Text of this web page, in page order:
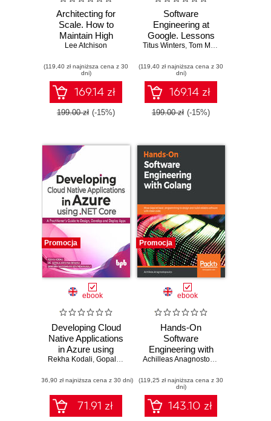
Architecting for
Scale. How to
Maintain High
Availability and
Cloud. 2nd Edition
Lee Atchison
(119,40 zł najniższa cena z 30
dni)
169.14 zł
199.00 zł (-15%)
Software
Engineering at
Google. Lessons
Learned from
Time
Titus Winters, Tom Manshreck
(119,40 zł najniższa cena z 30
dni)
169.14 zł
199.00 zł (-15%)
Promocja
ebook
Developing Cloud
Native Applications
in Azure using
.NET Core
Rekha Kodali, Gopala Behara ,Sankara Govindarajulu
(36,90 zł najniższa cena z 30 dni)
71.91 zł
Promocja
ebook
Hands-On
Software
Engineering with
Golang. Move
programming to
design and build
reliable software
with clean code
Achilleas Anagnostopoulos
(119,25 zł najniższa cena z 30
dni)
143.10 zł